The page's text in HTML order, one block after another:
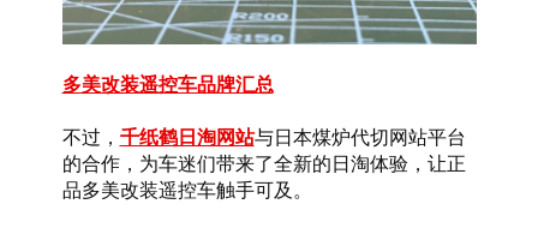
多美改装遥控车品牌汇总
不过， 千纸鹤日淘网站与日本煤炉代切网站平台
的合作，为车迷们带来了全新的日淘体验，让正
品多美改装遥控车触手可及。